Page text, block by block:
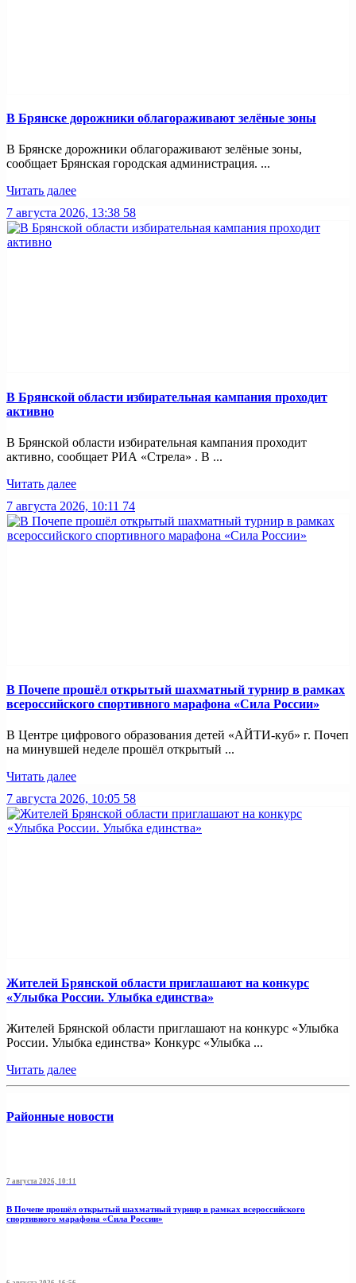
В Брянске дорожники облагораживают зелёные зоны
В Брянске дорожники облагораживают зелёные зоны,
сообщает Брянская городская администрация. ...
Читать далее
7 августа 2026, 13:38 58
В Брянской области избирательная кампания проходит
активно
В Брянской области избирательная кампания проходит
активно, сообщает РИА «Стрела» . В ...
Читать далее
7 августа 2026, 10:11 74
В Почепе прошёл открытый шахматный турнир в рамках
всероссийского спортивного марафона «Сила России»
В Центре цифрового образования детей «АЙТИ-куб» г. Почеп
на минувшей неделе прошёл открытый ...
Читать далее
7 августа 2026, 10:05 58
Жителей Брянской области приглашают на конкурс
«Улыбка России. Улыбка единства»
Жителей Брянской области приглашают на конкурс «Улыбка
России. Улыбка единства» Конкурс «Улыбка ...
Читать далее
Районные новости
7 августа 2026, 10:11
В Почепе прошёл открытый шахматный турнир в рамках всероссийского
спортивного марафона «Сила России»